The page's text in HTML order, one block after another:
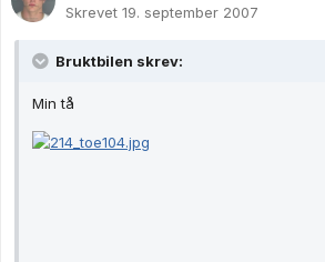
Skrevet 19. september 2007
Bruktbilen skrev:
Min tå